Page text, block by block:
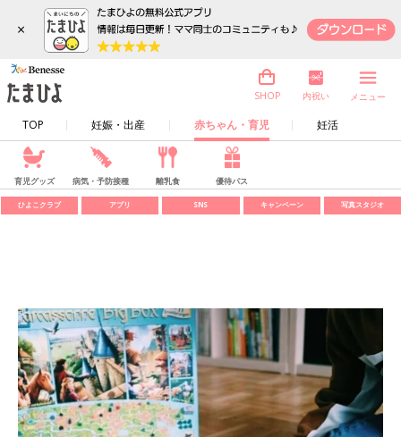
×
TOP 妊娠・出産 赤ちゃん・育児 妊活
SHOP 内祝い メニュー
育児グッズ 病気・予防接種 離乳食 優待パス
ひよこクラブ アプリ SNS キャンペーン 写真スタジオ